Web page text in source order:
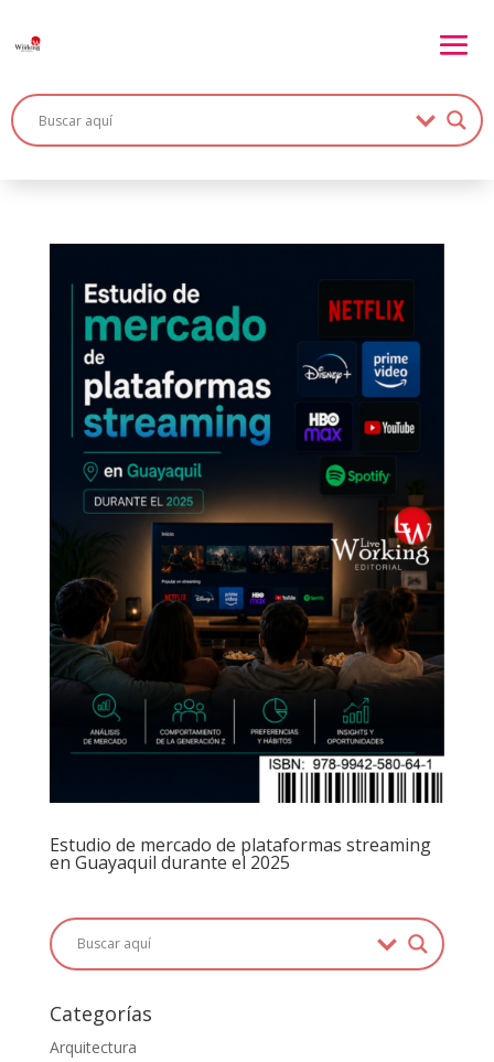
Estudio de mercado de plataformas streaming
en Guayaquil durante el 2025
Categorías
Arquitectura